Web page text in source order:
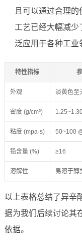
且可以通过合理
工艺已经大幅减少
泛应用于各种工业
特性指标
外观 淡黄色至
密度 (g/cm³)
粘度 (mpa·s) 50~100
铅含量 (%) ≥16
溶解性 易溶于醇
以上表格总结了异辛
据为我们后续讨论其
依据。